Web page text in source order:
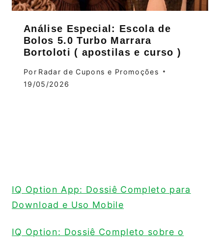
Análise Especial: Escola de
Bolos 5.0 Turbo Marrara
Bortoloti ( apostilas e curso )
Por Radar de Cupons e Promoções
19/05/2026
IQ Option App: Dossiê Completo para
Download e Uso Mobile
IQ Option: Dossiê Completo sobre o